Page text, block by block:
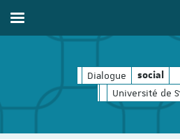
Dialogue social
social
Université de
Afficher / masquer le menu